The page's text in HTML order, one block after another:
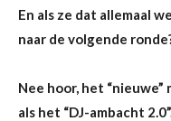
En als ze dat allemaal
naar de volgende
Nee hoor, het
als het “DJ-ambacht